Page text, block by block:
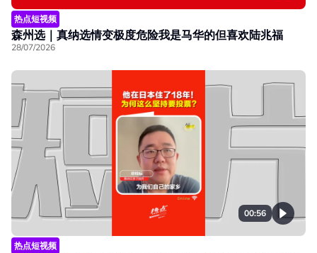
热点短视频
森州选｜真纳选情变极度危险我是马华的但喜欢陆兆福
28/07/2026
00:56
热点短视频